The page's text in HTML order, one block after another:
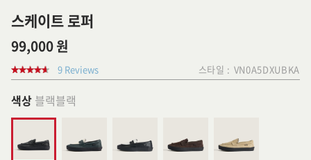
스케이트 로퍼
99,000 원
9 Reviews 스타일 : VN0A5DXUBKA
색상 블랙블랙